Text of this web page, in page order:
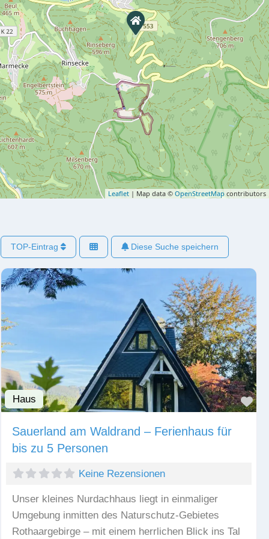
Leaflet | Map data © OpenStreetMap contributors
TOP-Eintrag Diese Suche speichern
Haus
Sauerland am Waldrand – Ferienhaus für
bis zu 5 Personen
Keine Rezensionen
Unser kleines Nurdachhaus liegt in einmaliger
Umgebung inmitten des Naturschutz-Gebietes
Rothaargebirge – mit einem herrlichen Blick ins Tal